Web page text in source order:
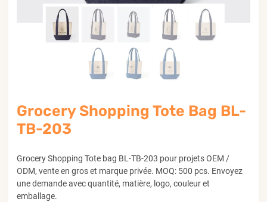
Grocery Shopping Tote Bag BL-
TB-203
Grocery Shopping Tote bag BL-TB-203 pour projets OEM /
ODM, vente en gros et marque privée. MOQ: 500 pcs. Envoyez
une demande avec quantité, matière, logo, couleur et
emballage.